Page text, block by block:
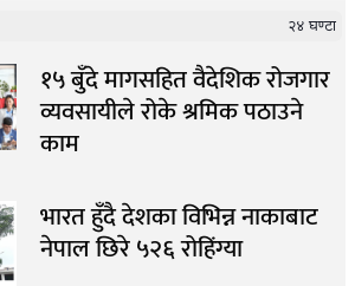
२४ घण्टा
१५ बुँदे मागसहित वैदेशिक रोजगार
व्यवसायीले रोके श्रमिक पठाउने
काम
भारत हुँदै देशका विभिन्न नाकाबाट
नेपाल छिरे ५२६ रोहिंग्या